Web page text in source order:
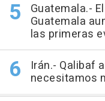
Guatemala.-
Guatemala
las primeras
Irán.- Qalibaf
necesitamos